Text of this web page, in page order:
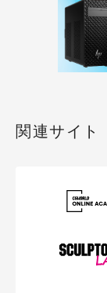
関連サイト